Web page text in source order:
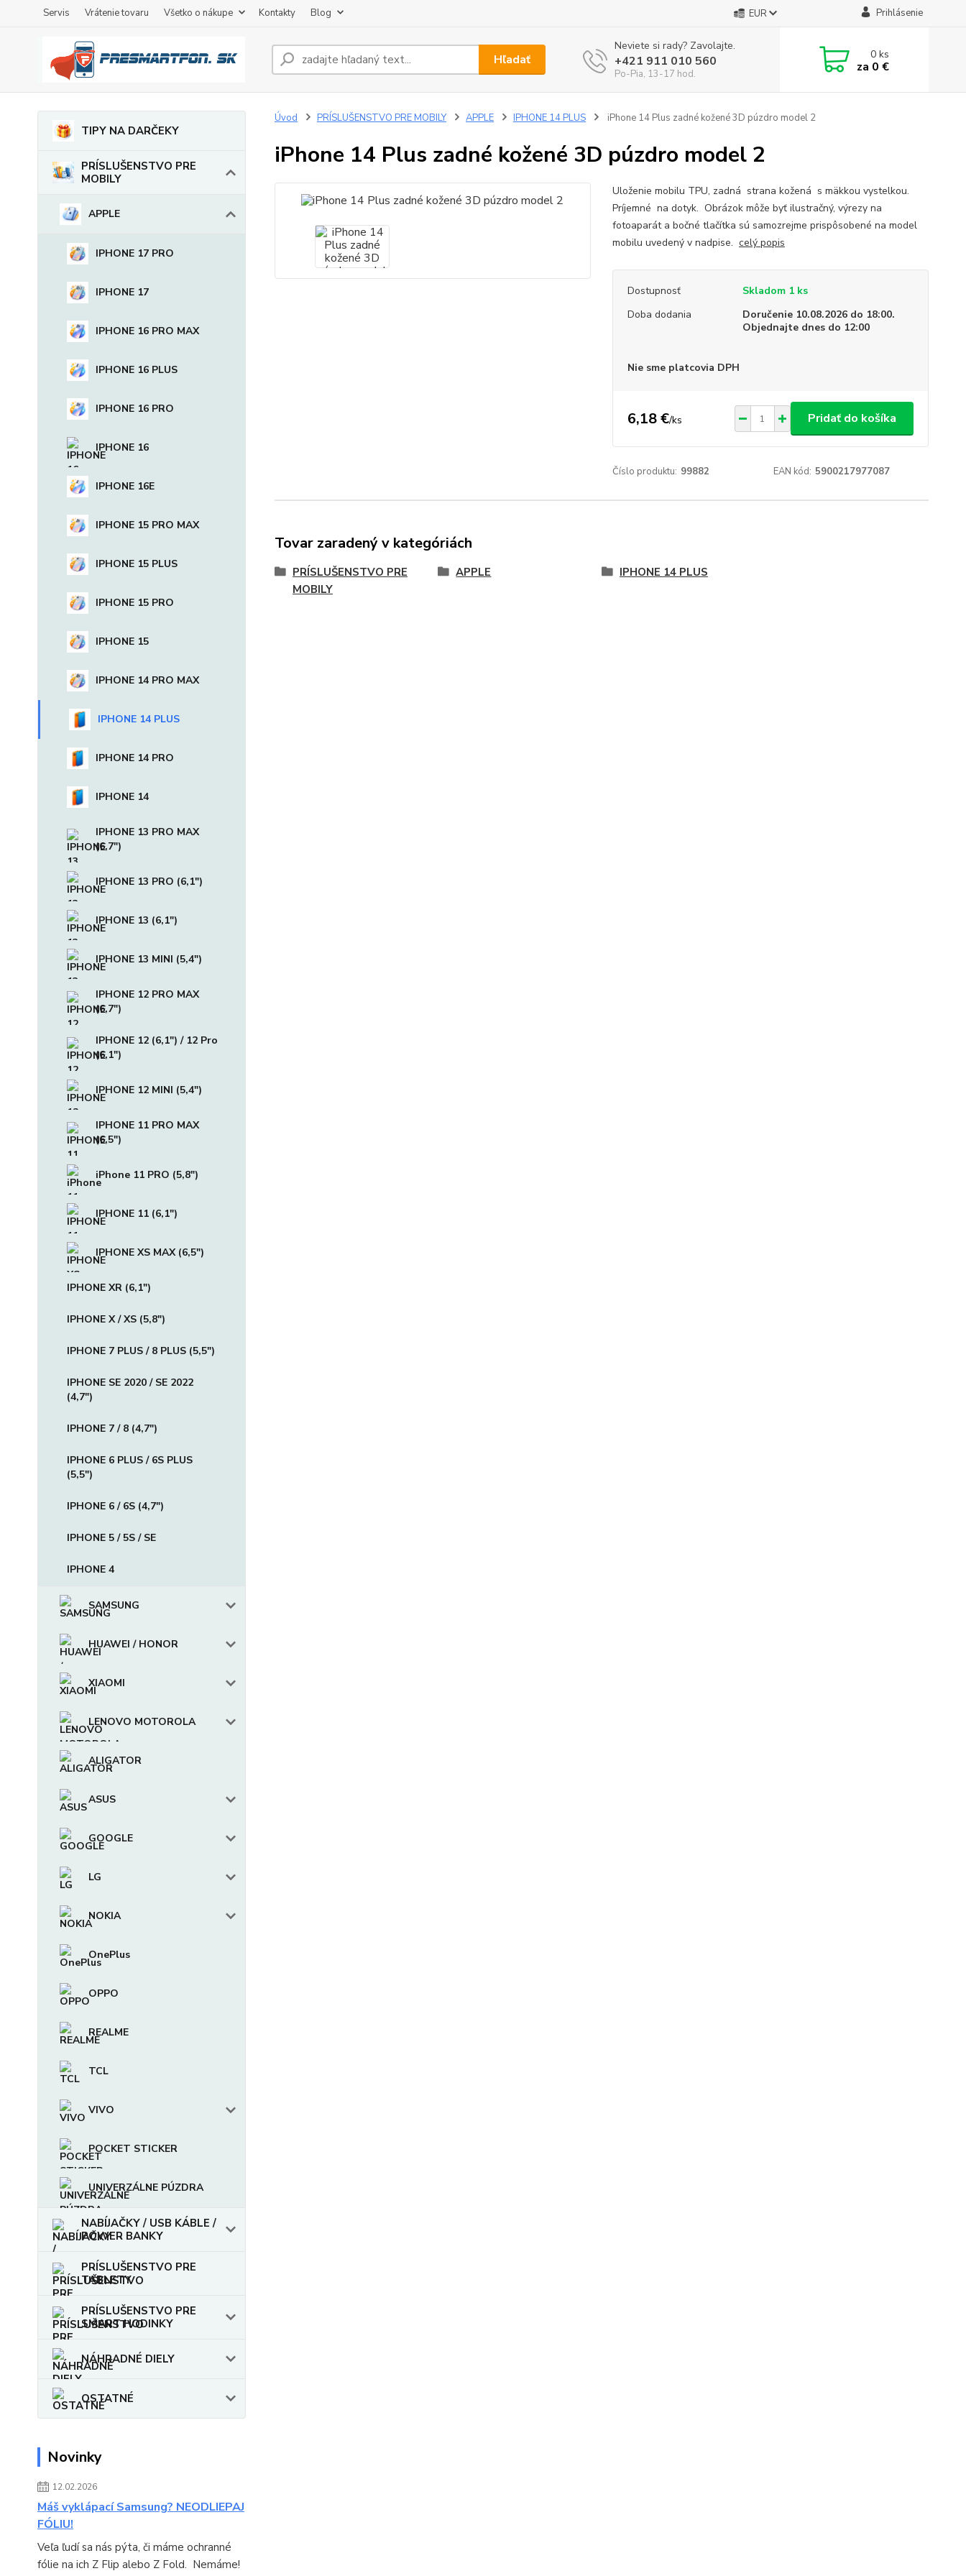
Servis Vrátenie tovaru Všetko o nákupe Kontakty Blog EUR Prihlásenie
Hľadať
Neviete si rady? Zavolajte.
+421 911 010 560
Po-Pia, 13-17 hod.
0ks
za 0 €
TIPY NA DARČEKY
PRÍSLUŠENSTVO PRE
MOBILY
APPLE
IPHONE 17 PRO
IPHONE 17
IPHONE 16 PRO MAX
IPHONE 16 PLUS
IPHONE 16 PRO
IPHONE 16
IPHONE 16E
IPHONE 15 PRO MAX
IPHONE 15 PLUS
IPHONE 15 PRO
IPHONE 15
IPHONE 14 PRO MAX
IPHONE 14 PLUS
IPHONE 14 PRO
IPHONE 14
IPHONE 13 PRO MAX
(6,7")
IPHONE 13 PRO (6,1")
IPHONE 13 (6,1")
IPHONE 13 MINI (5,4")
IPHONE 12 PRO MAX
(6,7")
IPHONE 12 (6,1") / 12 Pro
(6,1")
IPHONE 12 MINI (5,4")
IPHONE 11 PRO MAX
(6,5")
iPhone 11 PRO (5,8")
IPHONE 11 (6,1")
IPHONE XS MAX (6,5")
IPHONE XR (6,1")
IPHONE X / XS (5,8")
IPHONE 7 PLUS / 8 PLUS (5,5")
IPHONE SE 2020 / SE 2022
(4,7")
IPHONE 7 / 8 (4,7")
IPHONE 6 PLUS / 6S PLUS
(5,5")
IPHONE 6 / 6S (4,7")
IPHONE 5 / 5S / SE
IPHONE 4
SAMSUNG
HUAWEI / HONOR
XIAOMI
LENOVO MOTOROLA
ALIGATOR
ASUS
GOOGLE
LG
NOKIA
OnePlus
OPPO
REALME
TCL
VIVO
POCKET STICKER
UNIVERZÁLNE PÚZDRA
NABÍJAČKY / USB KÁBLE /
POWER BANKY
PRÍSLUŠENSTVO PRE
TABLETY
PRÍSLUŠENSTVO PRE
SMART HODINKY
NÁHRADNÉ DIELY
OSTATNÉ
Novinky
12.02.2026
Máš vyklápací Samsung? NEODLIEPAJ
FÓLIU!
Veľa ľudí sa nás pýta, či máme ochranné
fólie na ich Z Flip alebo Z Fold. Nemáme!
Úvod PRÍSLUŠENSTVO PRE MOBILY APPLE IPHONE 14 PLUS iPhone 14 Plus zadné kožené 3D púzdro model 2
iPhone 14 Plus zadné kožené 3D púzdro model 2
Uloženie mobilu TPU, zadná strana kožená s mäkkou vystelkou.
Príjemné na dotyk. Obrázok môže byť ilustračný, výrezy na
fotoaparát a bočné tlačítka sú samozrejme prispôsobené na model
mobilu uvedený v nadpise. celý popis
Dostupnosť
Skladom 1 ks
Doba dodania
Doručenie 10.08.2026 do 18:00.
Objednajte dnes do 12:00
Nie sme platcovia DPH
6,18 €/ks Pridať do košíka
Číslo produktu: 99882 EAN kód: 5900217977087
Tovar zaradený v kategóriách
PRÍSLUŠENSTVO PRE
MOBILY
APPLE IPHONE 14 PLUS